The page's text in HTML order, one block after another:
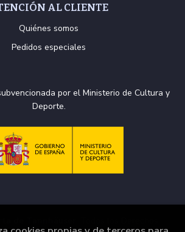
AL CLIENTE
Quiénes somos
Pedidos especiales
por el Ministerio de Cultura y
Deporte.